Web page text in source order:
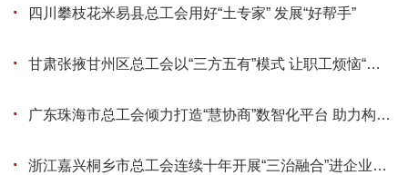
· 四川攀枝花米易县总工会用好“土专家” 发展“好帮手”
· 甘肃张掖甘州区总工会以“三方五有”模式 让职工烦恼“一站终结”
· 广东珠海市总工会倾力打造“慧协商”数智化平台 助力构建和谐劳动关系
· 浙江嘉兴桐乡市总工会连续十年开展“三治融合”进企业活动 打造“新时代枫桥经验”工会实践新样板